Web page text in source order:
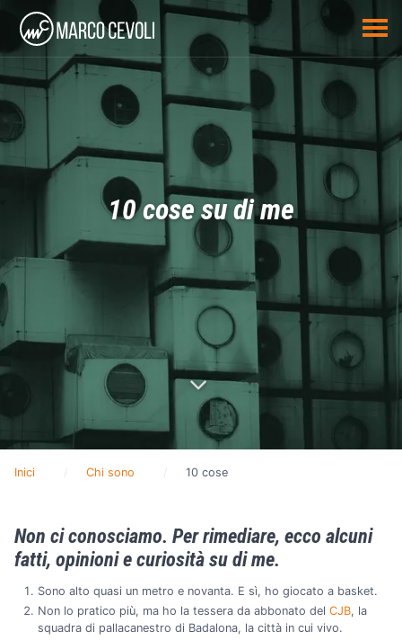
10 cose su di me
Inici Chi sono 10 cose
Non ci conosciamo. Per rimediare, ecco alcuni
fatti, opinioni e curiosità su di me.
Sono alto quasi un metro e novanta. E sì, ho giocato a basket.
Non lo pratico più, ma ho la tessera da abbonato del CJB, la
squadra di pallacanestro di Badalona, la città in cui vivo.